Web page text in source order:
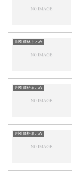
割引価格まとめ
割引価格まとめ
割引価格まとめ